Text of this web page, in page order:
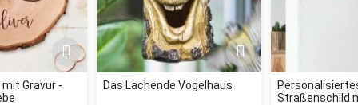
Gravur -
Das Lachende Vogelhaus
Straßenschild